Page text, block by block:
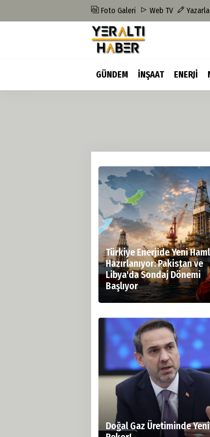
Foto Galeri Web TV
GÜNDEM İNŞAAT ENERJİ
Türkiye Enerjide Yeni
Hazırlanıyor: Pakistan ve
Libya'da Sondaj Dönemi
Başlıyor
Doğal Gaz Üretiminde Yeni